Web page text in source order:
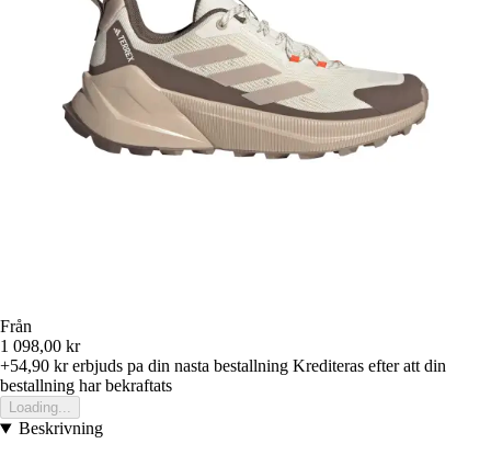
Från
1 098,00 kr
+54,90 krerbjuds pa din nasta bestallning Krediteras efter att din
bestallning har bekraftats
Loading...
Beskrivning